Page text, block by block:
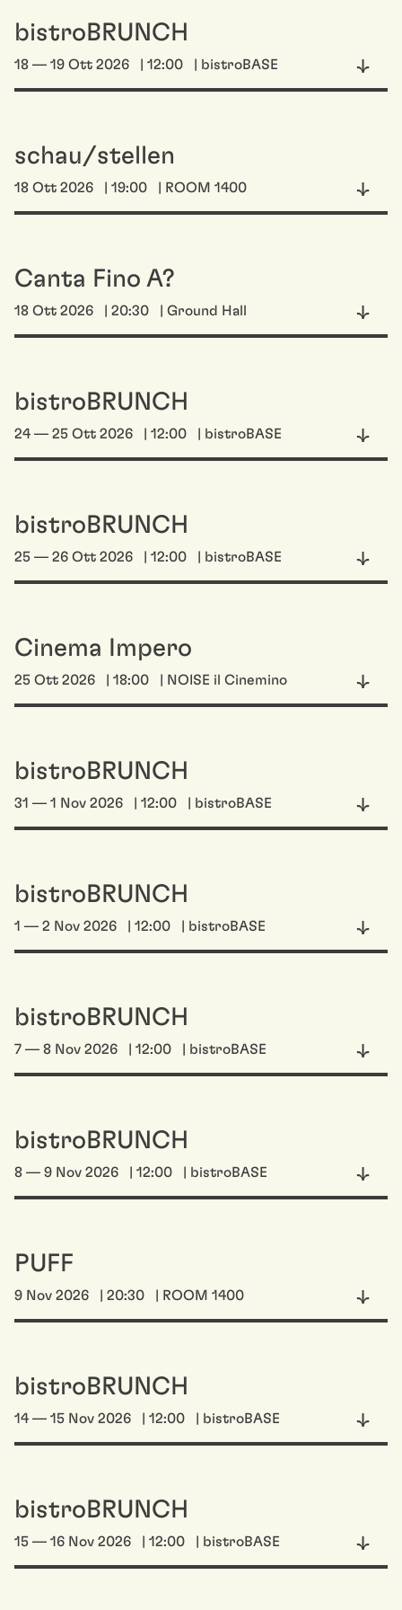
bistroBRUNCH
18 — 19 Ott 2026 | 12:00 | bistroBASE
schau/stellen
18 Ott 2026 | 19:00 | ROOM 1400
Canta Fino A?
18 Ott 2026 | 20:30 | Ground Hall
bistroBRUNCH
24 — 25 Ott 2026 | 12:00 | bistroBASE
bistroBRUNCH
25 — 26 Ott 2026 | 12:00 | bistroBASE
Cinema Impero
25 Ott 2026 | 18:00 | NOISE il Cinemino
bistroBRUNCH
31 — 1 Nov 2026 | 12:00 | bistroBASE
bistroBRUNCH
1 — 2 Nov 2026 | 12:00 | bistroBASE
bistroBRUNCH
7 — 8 Nov 2026 | 12:00 | bistroBASE
bistroBRUNCH
8 — 9 Nov 2026 | 12:00 | bistroBASE
PUFF
9 Nov 2026 | 20:30 | ROOM 1400
bistroBRUNCH
14 — 15 Nov 2026 | 12:00 | bistroBASE
bistroBRUNCH
15 — 16 Nov 2026 | 12:00 | bistroBASE